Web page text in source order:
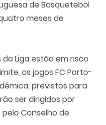
de Basquetebol
meses de
Liga estão em risco
os jogos FC Porto-
previstos para
ser dirigidos por
Conselho de